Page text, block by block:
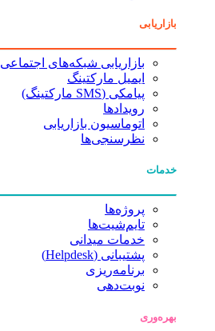
بازاریابی
بازاریابی شبکه‌های اجتماعی
ایمیل مارکتینگ
پیامکی (SMS مارکتینگ)
رویدادها
اتوماسیون بازاریابی
نظرسنجی‌ها
خدمات
پروژه‌ها
تایم‌شیت‌ها
خدمات میدانی
پشتیبانی (Helpdesk)
برنامه‌ریزی
نوبت‌دهی
بهره‌وری